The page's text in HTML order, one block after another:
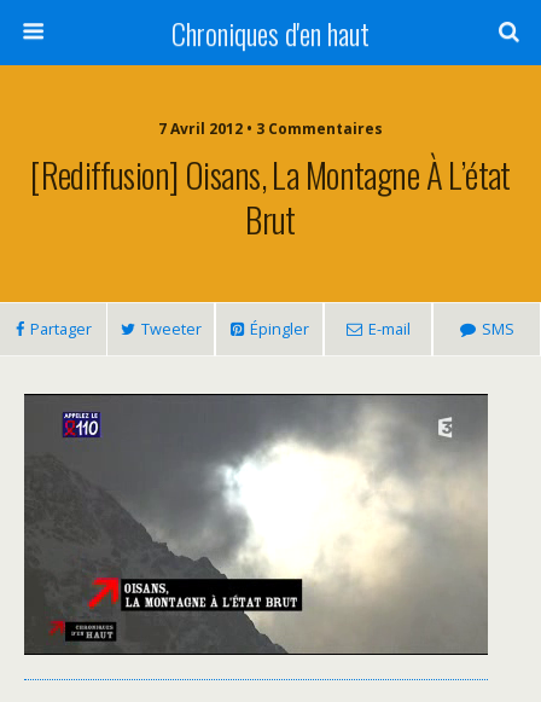
Chroniques d'en haut
7 Avril 2012 • 3 Commentaires
[Rediffusion] Oisans, La Montagne À L’état
Brut
Partager Tweeter Épingler E-mail SMS